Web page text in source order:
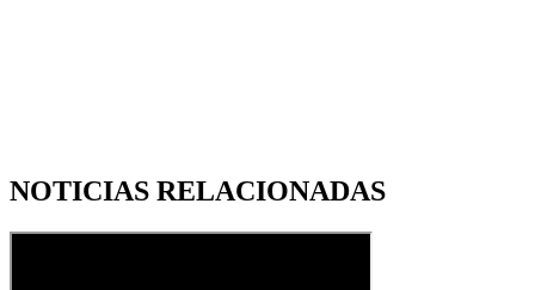
NOTICIAS RELACIONADAS